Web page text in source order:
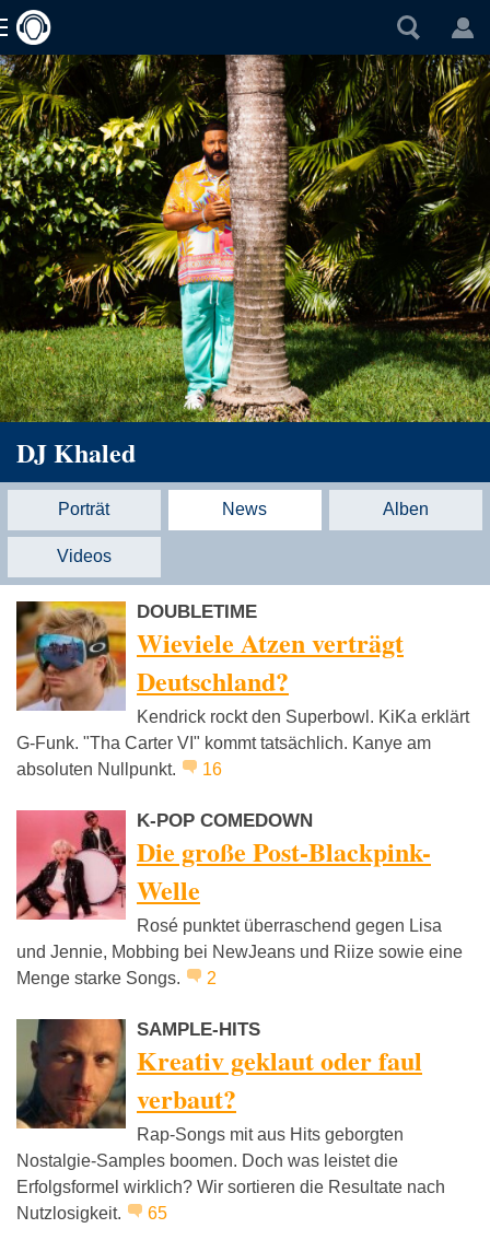
DJ Khaled
Porträt News Alben
Videos
DOUBLETIME
Wieviele Atzen verträgt
Deutschland?
Kendrick rockt den Superbowl. KiKa erklärt
G-Funk. "Tha Carter VI" kommt tatsächlich. Kanye am
absoluten Nullpunkt.
16
K-POP COMEDOWN
Die große Post-Blackpink-
Welle
Rosé punktet überraschend gegen Lisa
und Jennie, Mobbing bei NewJeans und Riize sowie eine
Menge starke Songs.
2
SAMPLE-HITS
Kreativ geklaut oder faul
verbaut?
Rap-Songs mit aus Hits geborgten
Nostalgie-Samples boomen. Doch was leistet die
Erfolgsformel wirklich? Wir sortieren die Resultate nach
Nutzlosigkeit.
65